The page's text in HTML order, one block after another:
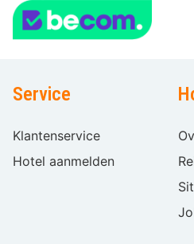
Service
Klantenservice
Hotel aanmelden